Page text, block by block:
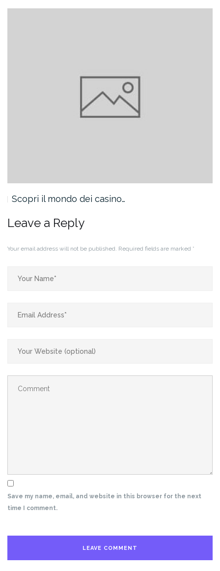
Scopri il mondo dei casino…
Leave a Reply
Your email address will not be published. Required fields are marked *
Save my name, email, and website in this browser for the next
time I comment.